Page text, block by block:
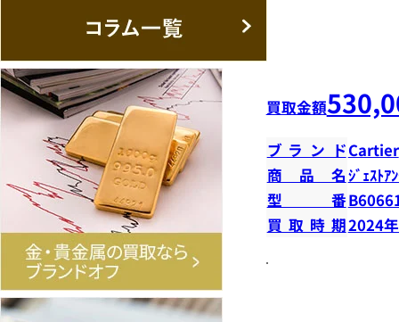
買取金額
ブランドCartier
商品名ｼﾞｪｽﾄｱ
型番
買取時期2024